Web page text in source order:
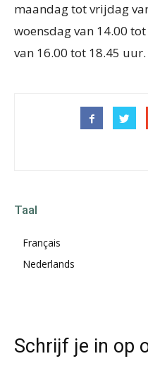
maandag tot vrijdag
woensdag van 14.00
van 16.00 tot 18.45 uur.
Taal
Français
Nederlands
Schrijf je in op